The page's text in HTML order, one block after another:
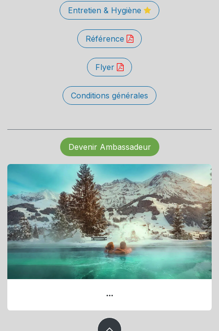
Entretien & Hygiène
Référence
Flyer
Conditions générales
Devenir Ambassadeur
...